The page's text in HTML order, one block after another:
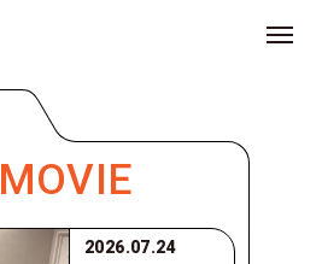
NEWS
TICKET
MOVIE
2026.07.24